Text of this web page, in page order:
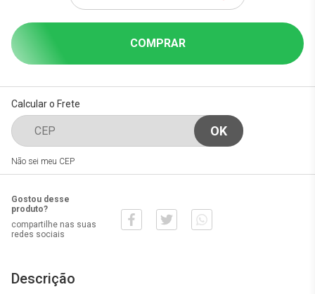
COMPRAR
Calcular o Frete
Não sei meu CEP
Gostou desse
produto?
compartilhe nas suas
redes sociais
Descrição